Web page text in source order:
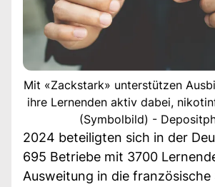
Mit «Zackstark» unterstützen
ihre Lernenden aktiv dabei,
(Symbolbild) -
2024 beteiligten sich in der
695 Betriebe mit 3700
Ausweitung in die französische